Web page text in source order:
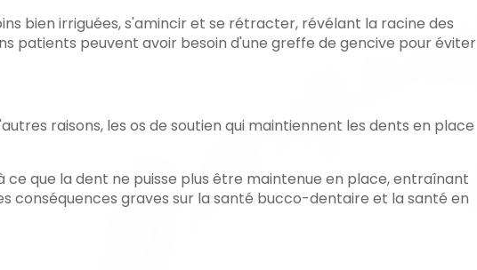
bien irriguées, s'amincir et se rétracter, révélant la racine des
patients peuvent avoir besoin d'une greffe de gencive pour éviter
raisons, les os de soutien qui maintiennent les dents en place
ce que la dent ne puisse plus être maintenue en place, entraînant
conséquences graves sur la santé bucco-dentaire et la santé en